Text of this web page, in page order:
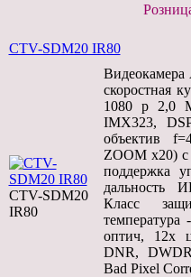
CTV-SDM20 IR80
CTV-SDM20
IR80
Видеокамера
скоростная
1080 p 2,0
IMX323,
объектив
ZOOM x20) с
поддержка
дальность
Класс
оптич, 12х
DNR,
Bad Pixel